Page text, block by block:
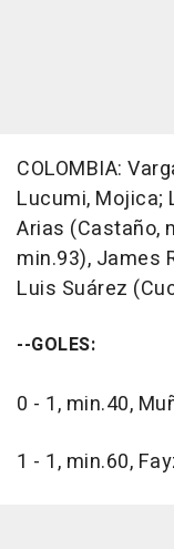
COLOMBIA:
Lucumi, Mojica;
Arias (Castaño,
min.93), James
Luis Suárez
--GOLES:
0 - 1, min.40,
1 - 1, min.60,